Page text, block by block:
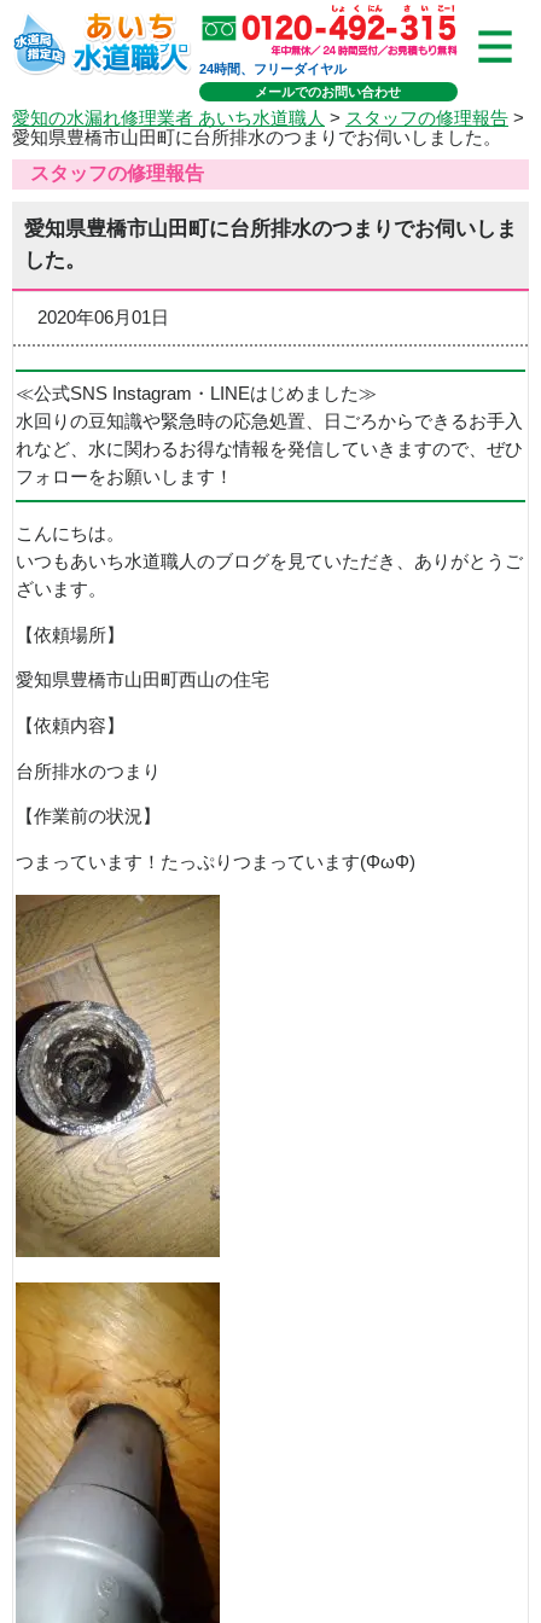
24時間、フリーダイヤル
メールでのお問い合わせ
愛知の水漏れ修理業者 あいち水道職人 > スタッフの修理報告 >
愛知県豊橋市山田町に台所排水のつまりでお伺いしました。
スタッフの修理報告
愛知県豊橋市山田町に台所排水のつまりでお伺いしま
した。
2020年06月01日
≪公式SNS Instagram・LINEはじめました≫
水回りの豆知識や緊急時の応急処置、日ごろからできるお手入
れなど、水に関わるお得な情報を発信していきますので、ぜひ
フォローをお願いします！
こんにちは。
いつもあいち水道職人のブログを見ていただき、ありがとうご
ざいます。
【依頼場所】
愛知県豊橋市山田町西山の住宅
【依頼内容】
台所排水のつまり
【作業前の状況】
つまっています！たっぷりつまっています(ΦωΦ)